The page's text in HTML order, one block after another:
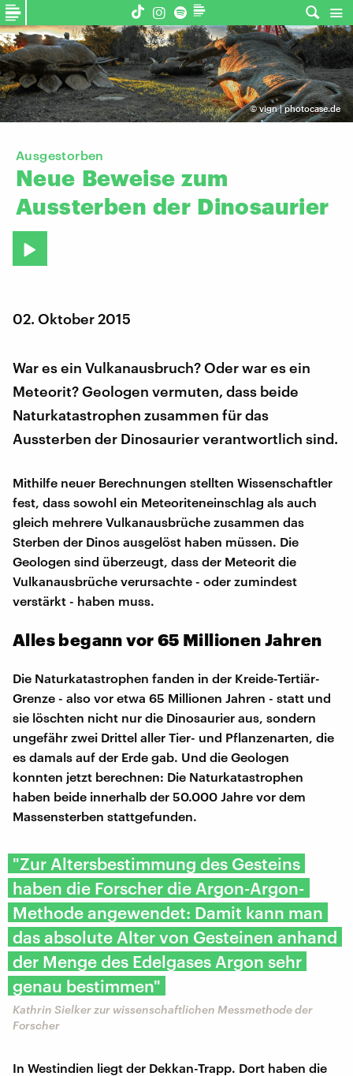
©vign | photocase.de
Ausgestorben
Neue Beweise zum
Aussterben der Dinosaurier
02. Oktober 2015
War es ein Vulkanausbruch? Oder war es ein
Meteorit? Geologen vermuten, dass beide
Naturkatastrophen zusammen für das
Aussterben der Dinosaurier verantwortlich sind.
Mithilfe neuer Berechnungen stellten Wissenschaftler
fest, dass sowohl ein Meteoriteneinschlag als auch
gleich mehrere Vulkanausbrüche zusammen das
Sterben der Dinos ausgelöst haben müssen. Die
Geologen sind überzeugt, dass der Meteorit die
Vulkanausbrüche verursachte - oder zumindest
verstärkt - haben muss.
Alles begann vor 65 Millionen Jahren
Die Naturkatastrophen fanden in der Kreide-Tertiär-
Grenze - also vor etwa 65 Millionen Jahren - statt und
sie löschten nicht nur die Dinosaurier aus, sondern
ungefähr zwei Drittel aller Tier- und Pflanzenarten, die
es damals auf der Erde gab. Und die Geologen
konnten jetzt berechnen: Die Naturkatastrophen
haben beide innerhalb der 50.000 Jahre vor dem
Massensterben stattgefunden.
"Zur Altersbestimmung des Gesteins
haben die Forscher die Argon-Argon-
Methode angewendet: Damit kann man
das absolute Alter von Gesteinen anhand
der Menge des Edelgases Argon sehr
genau bestimmen"
Kathrin Sielker zur wissenschaftlichen Messmethode der
Forscher
In Westindien liegt der Dekkan-Trapp. Dort haben die